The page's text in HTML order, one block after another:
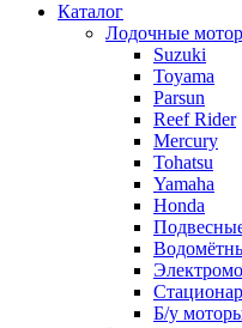
Каталог
Лодочные
Suzuki
Toyama
Parsun
Reef Rider
Mercury
Tohatsu
Yamaha
Honda
Б/у